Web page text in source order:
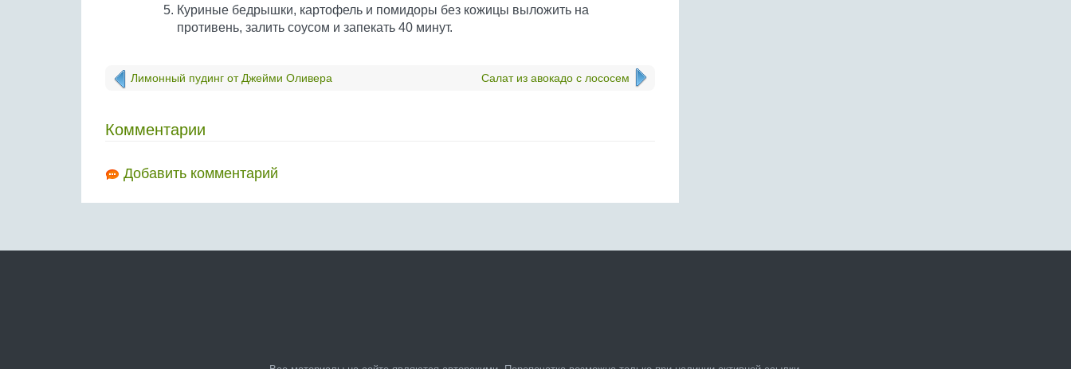
Куриные бедрышки, картофель и помидоры без кожицы выложить на
противень, залить соусом и запекать 40 минут.
Лимонный пудинг от Джейми Оливера Салат из авокадо с лососем
Комментарии
Добавить комментарий